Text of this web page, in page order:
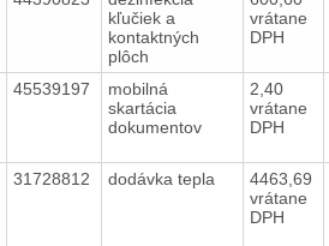
kľučiek a
kontaktných
plôch
vrátane
DPH
45539197
mobilná
skartácia
dokumentov
2,40
vrátane
DPH
31728812 dodávka tepla
4463,69
vrátane
DPH